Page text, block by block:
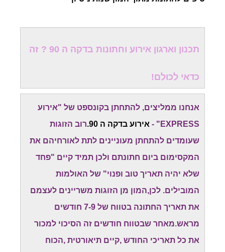
תכנון וארגון אירוע וחתונות בדקה ה 90 ? זה
כדאי לכולם!
אנחנו ממליצים, להתחתן בקונספט של "אירוע
EXPRESS" -
אירוע בדקה ה 90.
רוב הזוגות
שעומדים להתחתן מעוניינים לתת לאורחיהם את
המקסימום ביום חתונתם ולכן תמיד קיים "פחד
שלא יהיה תאריך טוב ופנוי" של האולמות
המובילים. לכן,המון מן הזוגות משריינים לעצמם
את תאריך החתונה בטווח של 7-9 חודשים
מראש.מאחר שבטווח חודשים זה הסיכוי למכור
את כל תאריכי החודש ,קיים תיאורטית ,הכוח